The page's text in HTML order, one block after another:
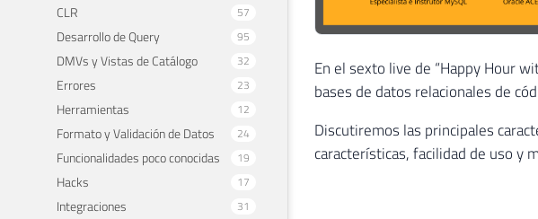
CLR 57
Desarrollo de Query 95
DMVs y Vistas de Catálogo 32
Errores 23
Herramientas 12
Formato y Validación de Datos 24
Funcionalidades poco conocidas 19
Hacks 17
Integraciones 31
En el sexto live de “Happy Hour
bases de datos relacionales de
Discutiremos las principales
características, facilidad de uso y